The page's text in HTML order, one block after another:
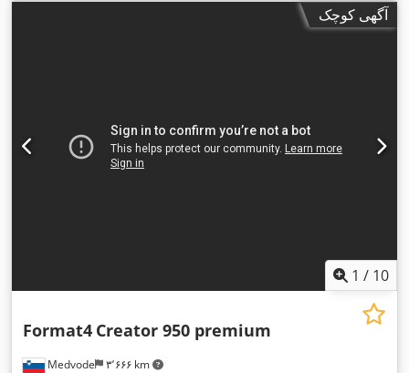
آگهی کوچک
1 / 10
Medvode ۳٬۶۶۶ km
Format4 Creator 950 premium